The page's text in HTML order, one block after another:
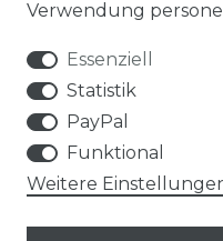
Verwendung
Essenziell
Statistik
PayPal
Funktional
Weitere